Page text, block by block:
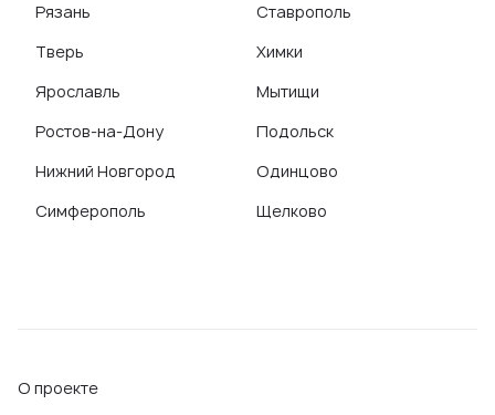
Рязань
Тверь
Ярославль
Ростов-на-Дону
Нижний Новгород
Симферополь
Ставрополь
Химки
Мытищи
Подольск
Одинцово
Щелково
О проекте